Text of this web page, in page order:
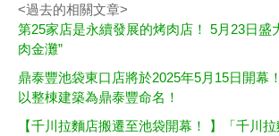
<過去的相關文章>
第25家店是永續發展的烤肉店！ 5月23日盛
肉金灘”
鼎泰豐池袋東口店將於2025年5月15日開幕
以整棟建築為鼎泰豐命名！
【千川拉麵店搬遷至池袋開幕！ 】「千川